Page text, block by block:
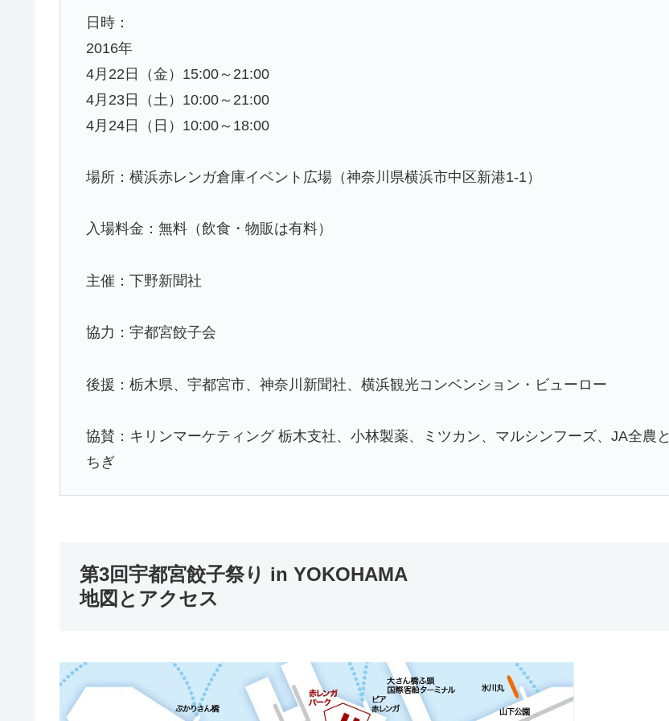
日時：
2016年
4月22日（金）15:00～21:00
4月23日（土）10:00～21:00
4月24日（日）10:00～18:00
場所：横浜赤レンガ倉庫イベント広場（神奈川県横浜市中区新港1-1）
入場料金：無料（飲食・物販は有料）
主催：下野新聞社
協力：宇都宮餃子会
後援：栃木県、宇都宮市、神奈川新聞社、横浜観光コンベンション・ビューロー
協賛：キリンマーケティング 栃木支社、小林製薬、ミツカン、マルシンフーズ、JA全農と
ちぎ
第3回宇都宮餃子祭り in YOKOHAMA
地図とアクセス